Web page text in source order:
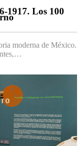
1917. Los 100
moderna de México.